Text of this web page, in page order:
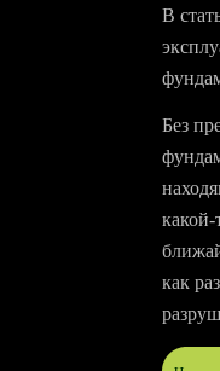
В
Без
как